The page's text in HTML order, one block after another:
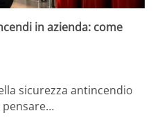
in azienda: come
sicurezza antincendio
pensare…